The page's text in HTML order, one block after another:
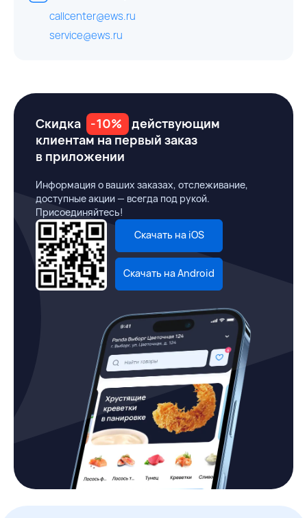
callcenter@ews.ru
service@ews.ru
Скидка -10%
действующим
клиентам на первый заказ
в приложении
Информация о ваших заказах, отслеживание,
доступные акции — всегда под рукой.
Присоединяйтесь!
Скачать на iOS
Скачать на Android